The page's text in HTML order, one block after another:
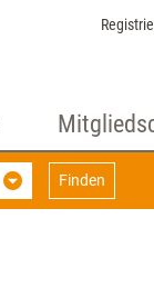
Finden